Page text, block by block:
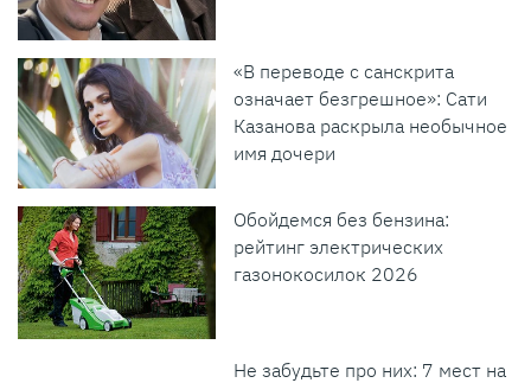
«В переводе с санскрита
означает безгрешное»: Сати
Казанова раскрыла необычное
имя дочери
Обойдемся без бензина:
рейтинг электрических
газонокосилок 2026
Не забудьте про них: 7 мест на